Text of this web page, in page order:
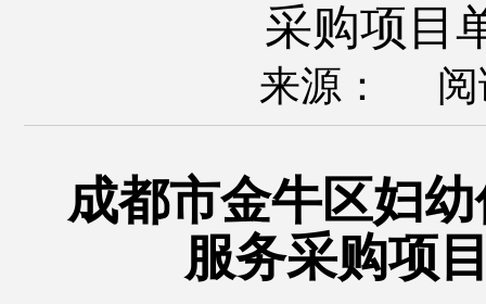
采购项目
来源： 阅
成都市金牛区妇
服务采购项